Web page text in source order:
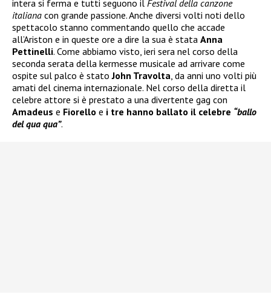
intera si ferma e tutti seguono il Festival della canzone
italiana con grande passione. Anche diversi volti noti dello
spettacolo stanno commentando quello che accade
all’Ariston e in queste ore a dire la sua è stata Anna
Pettinelli. Come abbiamo visto, ieri sera nel corso della
seconda serata della kermesse musicale ad arrivare come
ospite sul palco è statoJohn Travolta, da anni uno volti più
amati del cinema internazionale. Nel corso della diretta il
celebre attore si è prestato a una divertente gag con
Amadeus e Fiorello e i tre hanno ballato il celebre “ballo
del qua qua”.